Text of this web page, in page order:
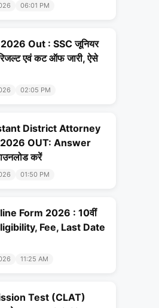
06:01 PM
Out : SSC जूनियर
एवं कट ऑफ जारी, ऐसे
02:05 PM
District Attorney
OUT: Answer
करें
01:50 PM
Form 2026 : 10वीं
Fee, Last Date
11:25 AM
Test (CLAT)